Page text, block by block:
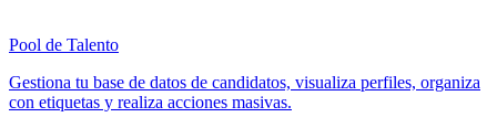
Pool de Talento
Gestiona tu base de datos de candidatos, visualiza perfiles, organiza
con etiquetas y realiza acciones masivas.